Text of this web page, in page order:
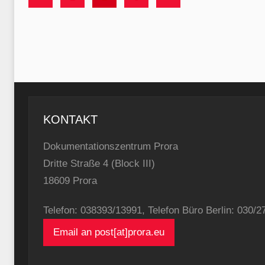
KONTAKT
Dokumentationszentrum Prora
Dritte Straße 4 (Block III)
18609 Prora
Telefon: 038393/13991, Telefon Büro Berlin: 030/
Email an post[at]prora.eu